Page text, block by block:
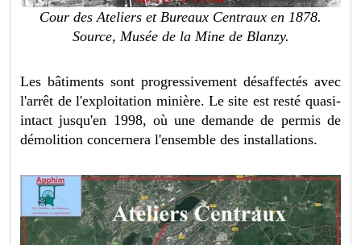
Cour des Ateliers et Bureaux Centraux en 1878.
Source, Musée de la Mine de Blanzy.
Les bâtiments sont progressivement désaffectés avec
l'arrêt de l'exploitation minière. Le site est resté quasi-
intact jusqu'en 1998, où une demande de permis de
démolition concernera l'ensemble des installations.